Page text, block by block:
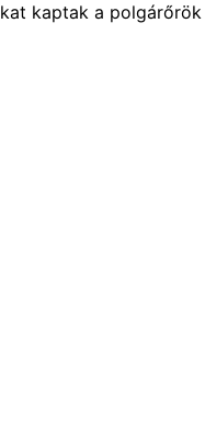
kaptak a polgárőrök